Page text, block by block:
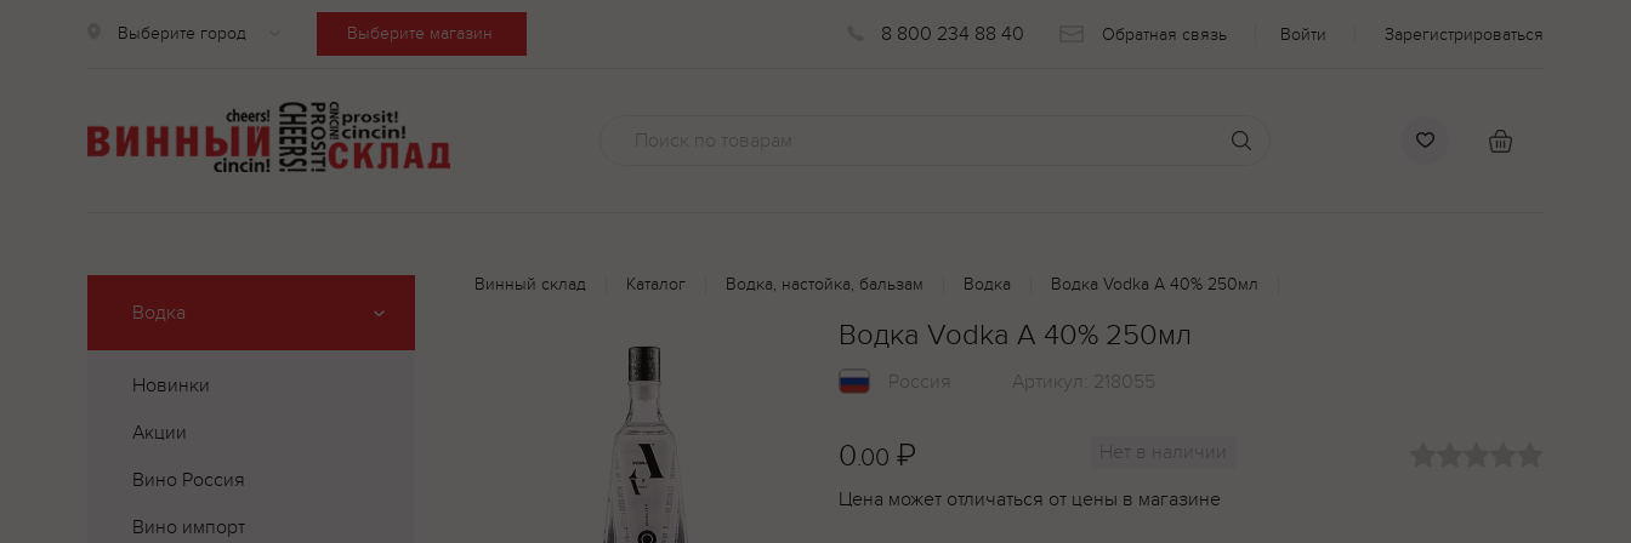
Выберите город Выберите магазин 8 800 234 88 40 Обратная связь Войти Зарегистрироваться
Водка
Новинки
Акции
Вино Россия
Вино импорт
Винный склад Каталог Водка, настойка, бальзам Водка Водка Vodka A 40% 250мл
Водка Vodka A 40% 250мл
Россия Артикул: 218055
0.00 ₽
Нет в наличии
Цена может отличаться от цены в магазине